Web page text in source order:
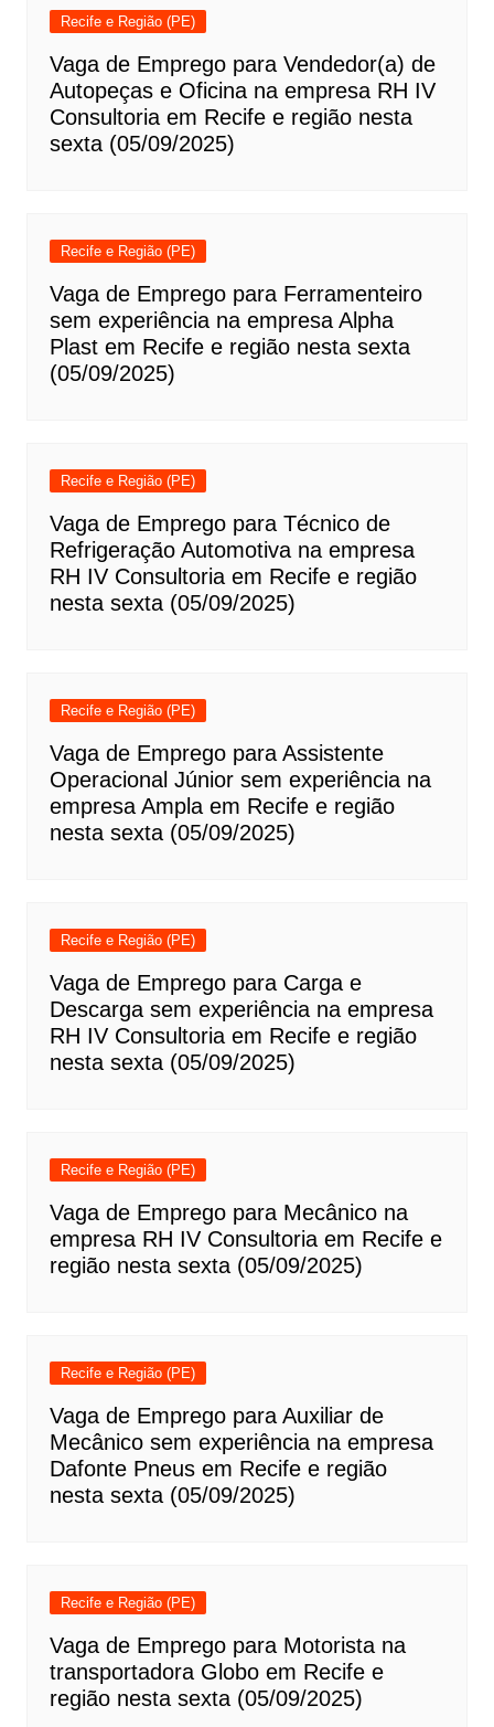
Recife e Região (PE)
Vaga de Emprego para Vendedor(a) de
Autopeças e Oficina na empresa RH IV
Consultoria em Recife e região nesta
sexta (05/09/2025)
Recife e Região (PE)
Vaga de Emprego para Ferramenteiro
sem experiência na empresa Alpha
Plast em Recife e região nesta sexta
(05/09/2025)
Recife e Região (PE)
Vaga de Emprego para Técnico de
Refrigeração Automotiva na empresa
RH IV Consultoria em Recife e região
nesta sexta (05/09/2025)
Recife e Região (PE)
Vaga de Emprego para Assistente
Operacional Júnior sem experiência na
empresa Ampla em Recife e região
nesta sexta (05/09/2025)
Recife e Região (PE)
Vaga de Emprego para Carga e
Descarga sem experiência na empresa
RH IV Consultoria em Recife e região
nesta sexta (05/09/2025)
Recife e Região (PE)
Vaga de Emprego para Mecânico na
empresa RH IV Consultoria em Recife e
região nesta sexta (05/09/2025)
Recife e Região (PE)
Vaga de Emprego para Auxiliar de
Mecânico sem experiência na empresa
Dafonte Pneus em Recife e região
nesta sexta (05/09/2025)
Recife e Região (PE)
Vaga de Emprego para Motorista na
transportadora Globo em Recife e
região nesta sexta (05/09/2025)